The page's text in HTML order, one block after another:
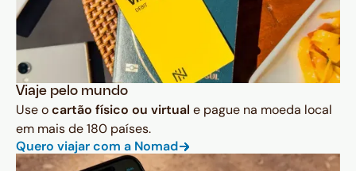
Viaje pelo mundo
Use ocartão físico ou virtual e pague na moeda local
em mais de 180 países.
Quero viajar com a Nomad